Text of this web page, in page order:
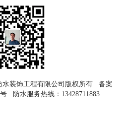
水装饰工程有限公司版权所有 备案
防水服务热线： 13428711883